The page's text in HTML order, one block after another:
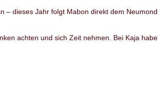
– dieses Jahr folgt Mabon direkt dem Neumond
achten und sich Zeit nehmen. Bei Kaja habe